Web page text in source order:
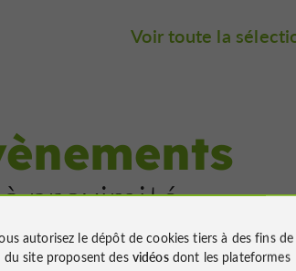
Voir toute la
à proximité
autorisez le dépôt de cookies tiers à des fins
du site proposent des vidéosdont les plateformes